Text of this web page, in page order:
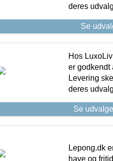
deres
Se
Hos
er godkendt
Levering
deres
Se
Lepong.dk
have og